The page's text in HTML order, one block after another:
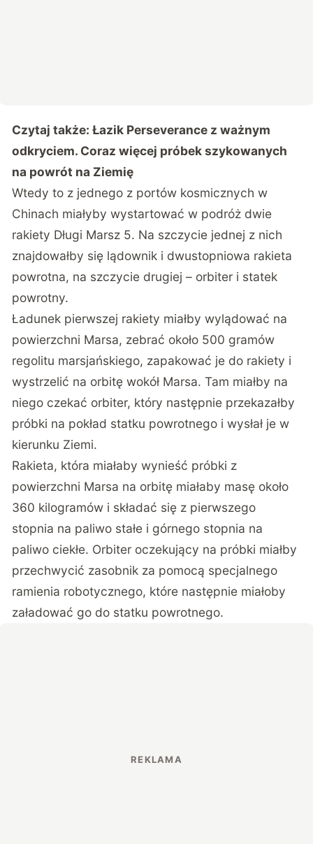
Czytaj także:Łazik Perseverance z ważnym
odkryciem. Coraz więcej próbek szykowanych
na powrót na Ziemię
Wtedy to z jednego z portów kosmicznych w
Chinach miałyby wystartować w podróż dwie
rakiety Długi Marsz 5. Na szczycie jednej z nich
znajdowałby się lądownik i dwustopniowa rakieta
powrotna, na szczycie drugiej – orbiter i statek
powrotny.
Ładunek pierwszej rakiety miałby wylądować na
powierzchni Marsa, zebrać około 500 gramów
regolitu marsjańskiego, zapakować je do rakiety i
wystrzelić na orbitę wokół Marsa. Tam miałby na
niego czekać orbiter, który następnie przekazałby
próbki na pokład statku powrotnego i wysłał je w
kierunku Ziemi.
Rakieta, która miałaby wynieść próbki z
powierzchni Marsa na orbitę miałaby masę około
360 kilogramów i składać się z pierwszego
stopnia na paliwo stałe i górnego stopnia na
paliwo ciekłe. Orbiter oczekujący na próbki miałby
przechwycić zasobnik za pomocą specjalnego
ramienia robotycznego, które następnie miałoby
załadować go do statku powrotnego.